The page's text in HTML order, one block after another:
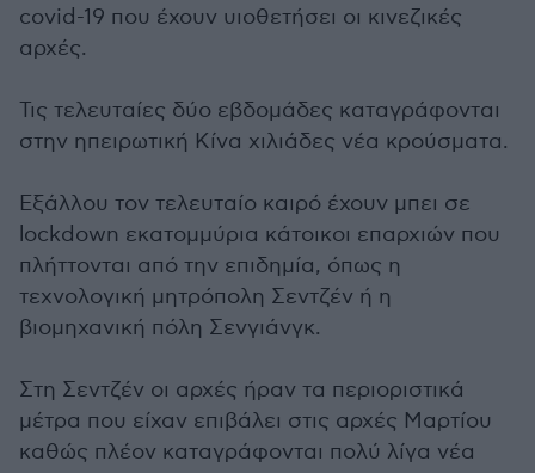
covid-19 που έχουν υιοθετήσει οι κινεζικές
αρχές.
Τις τελευταίες δύο εβδομάδες καταγράφονται
στην ηπειρωτική Κίνα χιλιάδες νέα κρούσματα.
Εξάλλου τον τελευταίο καιρό έχουν μπει σε
lockdown εκατομμύρια κάτοικοι επαρχιών που
πλήττονται από την επιδημία, όπως η
τεχνολογική μητρόπολη Σεντζέν ή η
βιομηχανική πόλη Σενγιάνγκ.
Στη Σεντζέν οι αρχές ήραν τα περιοριστικά
μέτρα που είχαν επιβάλει στις αρχές Μαρτίου
καθώς πλέον καταγράφονται πολύ λίγα νέα